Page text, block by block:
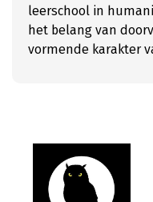
leerschool in
het belang van
vormende karakter